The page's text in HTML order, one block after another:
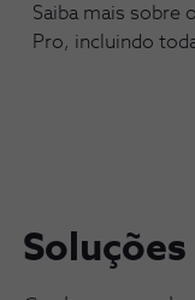
Saiba mais sobre
Pro, incluindo